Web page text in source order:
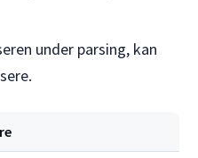
under parsing, kan